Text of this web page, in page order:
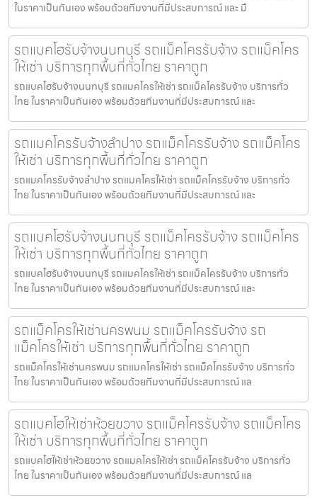
ในราคาเป็นกันเอง พร้อมด้วยทีมงานที่มีประสบการณ์ และ มื
รถแบคโฮรับจ้างนนทบุรี รถแม็คโครรับจ้าง รถแม็คโคร
ให้เช่า บริการทุกพื้นที่ทั่วไทย ราคาถูก
รถแบคโฮรับจ้างนนทบุรี รถแมคโครให้เช่า รถแม็คโครรับจ้าง บริการทั่ว
ไทย ในราคาเป็นกันเอง พร้อมด้วยทีมงานที่มีประสบการณ์ และ
รถแมคโครรับจ้างลำปาง รถแม็คโครรับจ้าง รถแม็คโคร
ให้เช่า บริการทุกพื้นที่ทั่วไทย ราคาถูก
รถแมคโครรับจ้างลำปาง รถแมคโครให้เช่า รถแม็คโครรับจ้าง บริการทั่ว
ไทย ในราคาเป็นกันเอง พร้อมด้วยทีมงานที่มีประสบการณ์ และ
รถแบคโฮรับจ้างนนทบุรี รถแม็คโครรับจ้าง รถแม็คโคร
ให้เช่า บริการทุกพื้นที่ทั่วไทย ราคาถูก
รถแบคโฮรับจ้างนนทบุรี รถแมคโครให้เช่า รถแม็คโครรับจ้าง บริการทั่ว
ไทย ในราคาเป็นกันเอง พร้อมด้วยทีมงานที่มีประสบการณ์ และ
รถแม็คโครให้เช่านครพนม รถแม็คโครรับจ้าง รถ
แม็คโครให้เช่า บริการทุกพื้นที่ทั่วไทย ราคาถูก
รถแม็คโครให้เช่านครพนม รถแมคโครให้เช่า รถแม็คโครรับจ้าง บริการทั่ว
ไทย ในราคาเป็นกันเอง พร้อมด้วยทีมงานที่มีประสบการณ์ แล
รถแบคโฮให้เช่าห้วยขวาง รถแม็คโครรับจ้าง รถแม็คโคร
ให้เช่า บริการทุกพื้นที่ทั่วไทย ราคาถูก
รถแบคโฮให้เช่าห้วยขวาง รถแมคโครให้เช่า รถแม็คโครรับจ้าง บริการทั่ว
ไทย ในราคาเป็นกันเอง พร้อมด้วยทีมงานที่มีประสบการณ์ แล